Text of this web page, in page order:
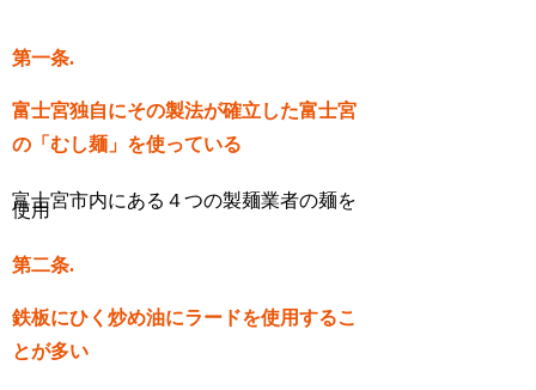
第一条.
富士宮独自にその製法が確立した富士宮
の「むし麺」を使っている
富士宮市内にある４つの製麺業者の麺を
使用
第二条.
鉄板にひく炒め油にラードを使用するこ
とが多い